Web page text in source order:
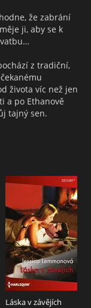
že zabrání
ji, aby se k
z tradiční,
života víc než jen
a po Ethanově
tajný sen.
Láska v závějích